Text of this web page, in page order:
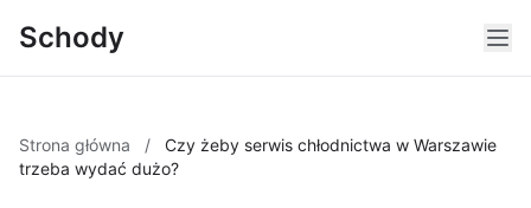
Schody
Strona główna /
Czy żeby serwis chłodnictwa w Warszawie
trzeba wydać dużo?